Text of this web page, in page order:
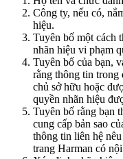
Công ty, nếu có,
hiệu.
Tuyên bố một cách
nhãn hiệu vi phạm
Tuyên bố của bạn,
rằng thông tin trong
chủ sở hữu hoặc
quyền nhãn hiệu
Tuyên bố rằng bạn
cung cấp bản sao
thông tin liên hệ
trang Harman có